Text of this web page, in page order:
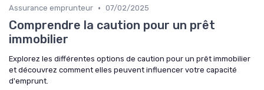
Assurance emprunteur • 07/02/2025
Comprendre la caution pour un prêt
immobilier
Explorez les différentes options de caution pour un prêt immobilier
et découvrez comment elles peuvent influencer votre capacité
d'emprunt.